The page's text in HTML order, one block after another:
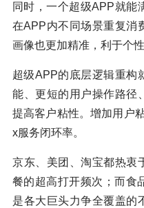
同时，一个超级APP就能
在APP内不同场景重复消
画像也更加精准，利于个
超级APP的底层逻辑重构
能、更短的用户操作路径
提高客户粘性。增加用户
x服务闭环率。
京东、美团、淘宝都热衷
餐的超高打开频次；而食
是各大巨头力争全覆盖的